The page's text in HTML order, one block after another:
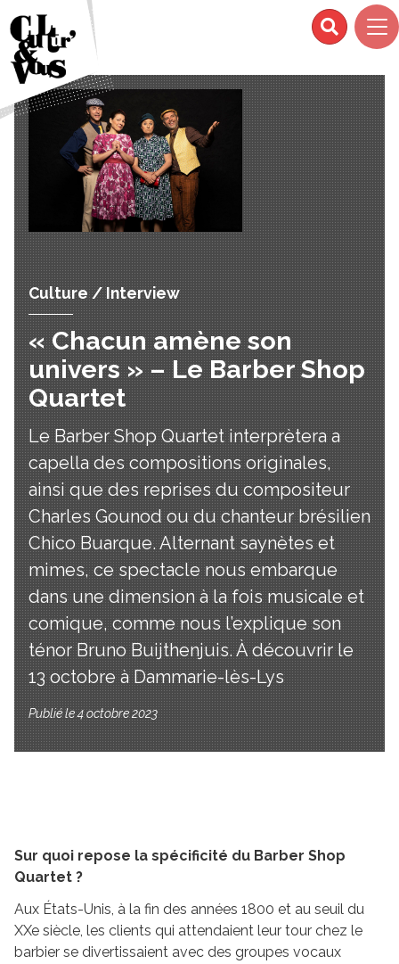
Culture / Interview
« Chacun amène son
univers » – Le Barber Shop
Quartet
Le Barber Shop Quartet interprètera a
capella des compositions originales,
ainsi que des reprises du compositeur
Charles Gounod ou du chanteur brésilien
Chico Buarque. Alternant saynètes et
mimes, ce spectacle nous embarque
dans une dimension à la fois musicale et
comique, comme nous l’explique son
ténor Bruno Buijthenjuis. À découvrir le
13 octobre à Dammarie-lès-Lys
Publié le 4 octobre 2023
Sur quoi repose la spécificité du Barber Shop
Quartet ?
Aux États-Unis, à la fin des années 1800 et au seuil du
XXe siècle, les clients qui attendaient leur tour chez le
barbier se divertissaient avec des groupes vocaux